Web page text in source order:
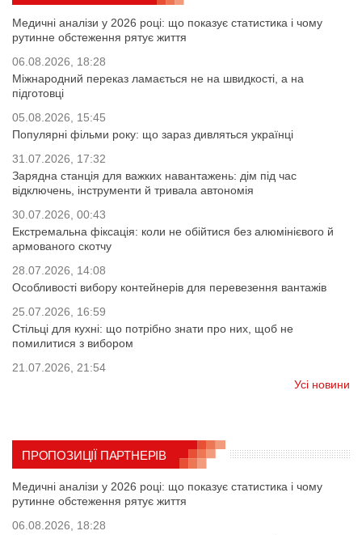
Медичні аналізи у 2026 році: що показує статистика і чому
рутинне обстеження рятує життя
06.08.2026, 18:28
Міжнародний переказ ламається не на швидкості, а на
підготовці
05.08.2026, 15:45
Популярні фільми року: що зараз дивляться українці
31.07.2026, 17:32
Зарядна станція для важких навантажень: дім під час
відключень, інструменти й тривала автономія
30.07.2026, 00:43
Екстремальна фіксація: коли не обійтися без алюмінієвого й
армованого скотчу
28.07.2026, 14:08
Особливості вибору контейнерів для перевезення вантажів
25.07.2026, 16:59
Стільці для кухні: що потрібно знати про них, щоб не
помилитися з вибором
21.07.2026, 21:54
Усі новини
ПРОПОЗИЦІЇ ПАРТНЕРІВ
Медичні аналізи у 2026 році: що показує статистика і чому
рутинне обстеження рятує життя
06.08.2026, 18:28